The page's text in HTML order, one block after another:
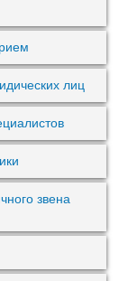
лиц
звена